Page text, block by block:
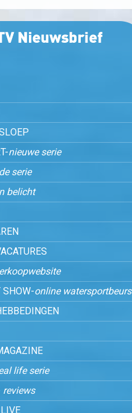
nieuwe serie
de serie
belicht
SHOW-online watersportbeurs
life serie
reviews